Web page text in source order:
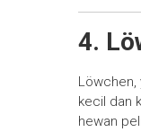
4.
Löwchen,
kecil dan
hewan